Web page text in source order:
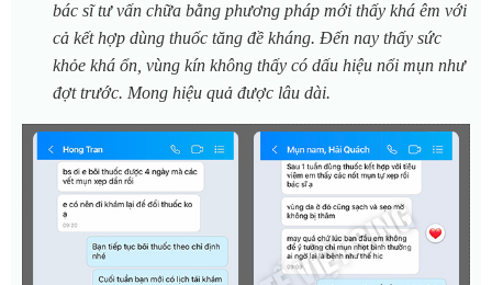
bác sĩ tư vấn chữa bằng phương pháp mới thấy khá êm với
cả kết hợp dùng thuốc tăng đề kháng. Đến nay thấy sức
khỏe khá ổn, vùng kín không thấy có dấu hiệu nổi mụn như
đợt trước. Mong hiệu quả được lâu dài.